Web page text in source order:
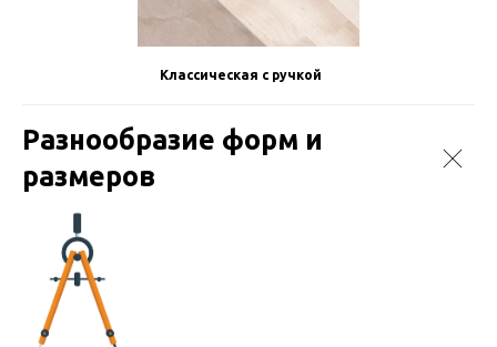
Классическая с ручкой
Разнообразие форм и
размеров